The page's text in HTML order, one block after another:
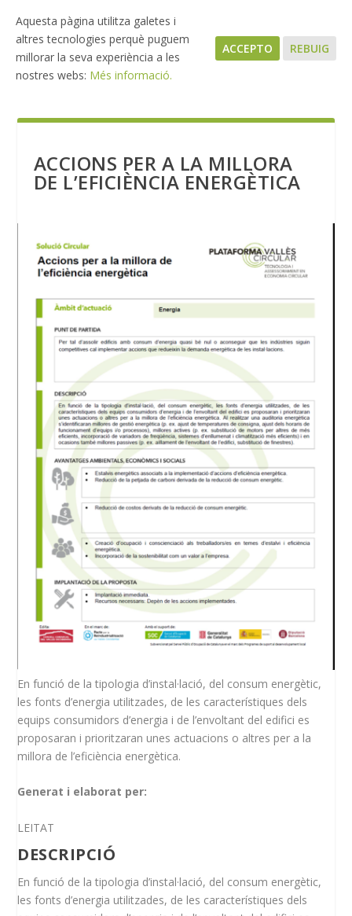
ACCIONS PER A LA MILLORA
DE L’EFICIÈNCIA ENERGÈTICA
En funció de la tipologia d’instal·lació, del consum energètic,
les fonts d’energia utilitzades, de les característiques dels
equips consumidors d’energia i de l’envoltant del edifici es
proposaran i prioritzaran unes actuacions o altres per a la
millora de l’eficiència energètica.
Generat i elaborat per:
LEITAT
DESCRIPCIÓ
En funció de la tipologia d’instal·lació, del consum energètic,
les fonts d’energia utilitzades, de les característiques dels
Aquesta pàgina utilitza galetes i
altres tecnologies perquè puguem
millorar la seva experiència a les
nostres webs: Més informació.
ACCEPTO REBUIG